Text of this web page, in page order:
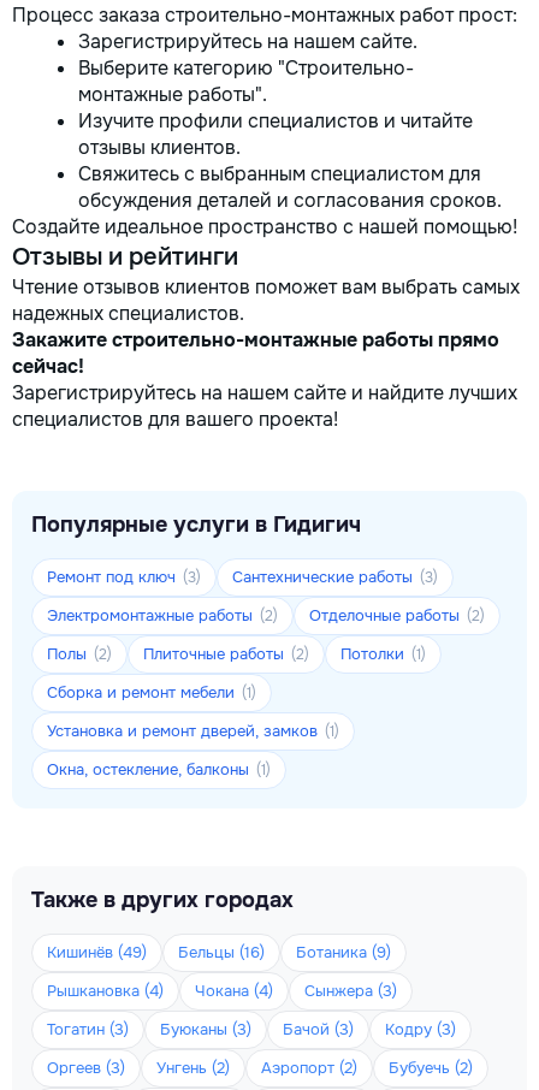
Процесс заказа строительно-монтажных работ прост:
Зарегистрируйтесь на нашем сайте.
Выберите категорию "Строительно-
монтажные работы".
Изучите профили специалистов и читайте
отзывы клиентов.
Свяжитесь с выбранным специалистом для
обсуждения деталей и согласования сроков.
Создайте идеальное пространство с нашей помощью!
Отзывы и рейтинги
Чтение отзывов клиентов поможет вам выбрать самых
надежных специалистов.
Закажите строительно-монтажные работы прямо
сейчас!
Зарегистрируйтесь на нашем сайте и найдите лучших
специалистов для вашего проекта!
Популярные услуги в Гидигич
Ремонт под ключ (3) Сантехнические работы (3)
Электромонтажные работы (2) Отделочные работы (2)
Полы (2) Плиточные работы (2) Потолки (1)
Сборка и ремонт мебели (1)
Установка и ремонт дверей, замков (1)
Окна, остекление, балконы (1)
Также в других городах
Кишинёв (49) Бельцы (16)
Ботаника (9)
Рышкановка (4)
Чокана (4)
Сынжера (3)
Тогатин (3)
Буюканы (3) Бачой (3)
Кодру (3)
Оргеев (3)
Унгень (2) Аэропорт (2)
Бубуечь (2)